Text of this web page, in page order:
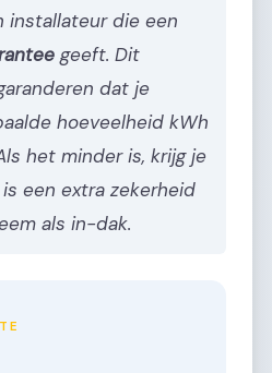
installateur die een
geeft. Dit
dat je
hoeveelheid kWh
het minder is, krijg je
een extra zekerheid
als in-dak.